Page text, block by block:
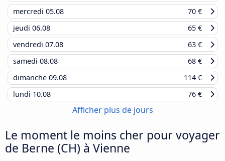
mercredi 05.08
70 €
jeudi 06.08
65 €
vendredi 07.08
63 €
samedi 08.08
68 €
dimanche 09.08
114 €
lundi 10.08 76 €
Afficher plus de jours
Le moment le moins cher pour voyager
de Berne (CH) à Vienne